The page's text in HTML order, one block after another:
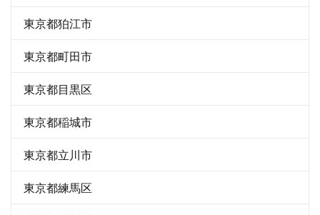
東京都狛江市
東京都町田市
東京都目黒区
東京都稲城市
東京都立川市
東京都練馬区